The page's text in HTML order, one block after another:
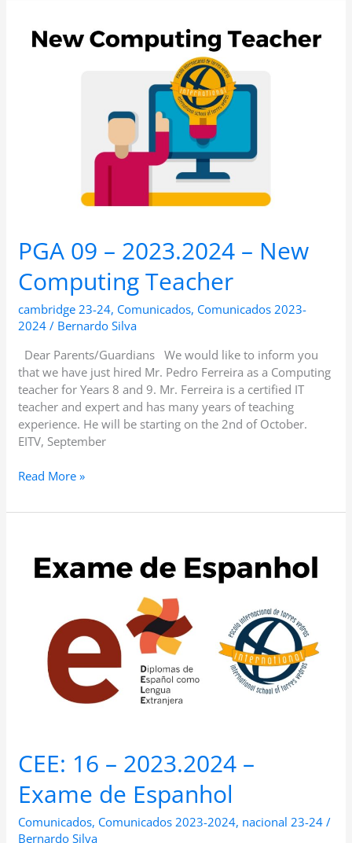
PGA 09 – 2023.2024 – New
Computing Teacher
cambridge 23-24, Comunicados, Comunicados 2023-
2024 / Bernardo Silva
Dear Parents/Guardians We would like to inform you
that we have just hired Mr. Pedro Ferreira as a Computing
teacher for Years 8 and 9. Mr. Ferreira is a certified IT
teacher and expert and has many years of teaching
experience. He will be starting on the 2nd of October.
EITV, September
Read More »
CEE: 16 – 2023.2024 –
Exame de Espanhol
Comunicados, Comunicados 2023-2024, nacional 23-24 /
Bernardo Silva
Espanhol